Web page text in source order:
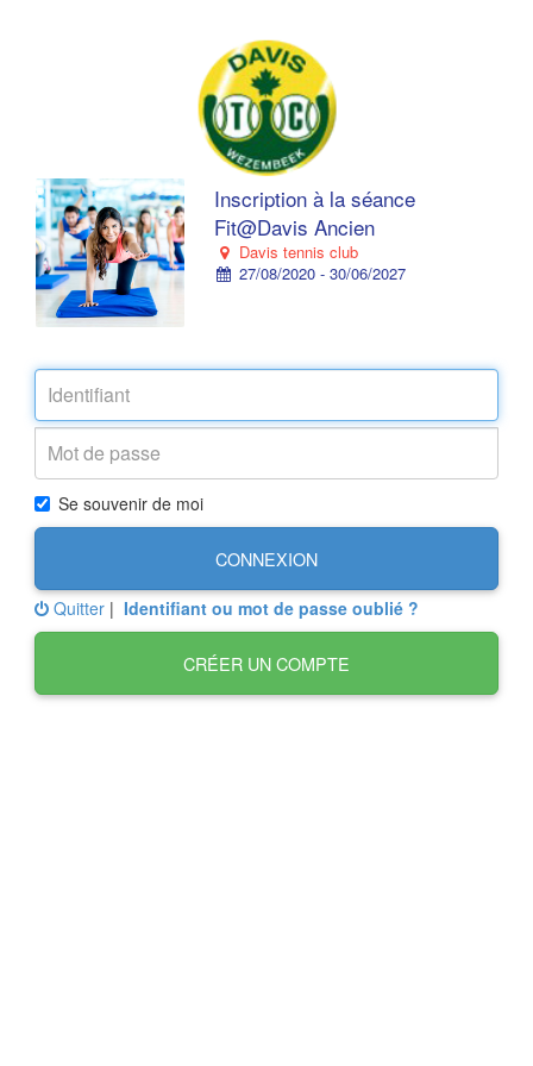
Inscription à la séance
Fit@Davis Ancien
Davis tennis club
27/08/2020 - 30/06/2027
Se souvenir de moi
CONNEXION
Quitter | Identifiant ou mot de passe oublié ?
CRÉER UN COMPTE